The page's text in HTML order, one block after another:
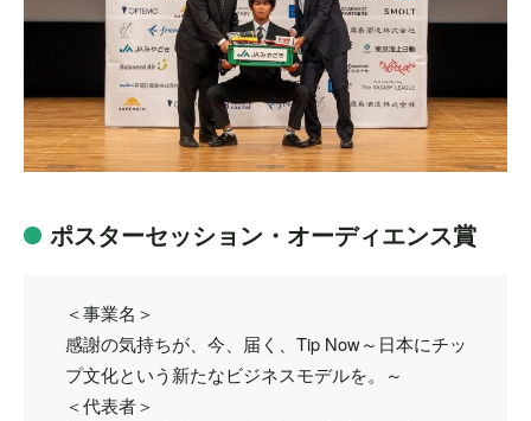
ポスターセッション・オーディエンス賞
＜事業名＞
感謝の気持ちが、今、届く、Tip Now～日本にチッ
プ文化という新たなビジネスモデルを。～
＜代表者＞